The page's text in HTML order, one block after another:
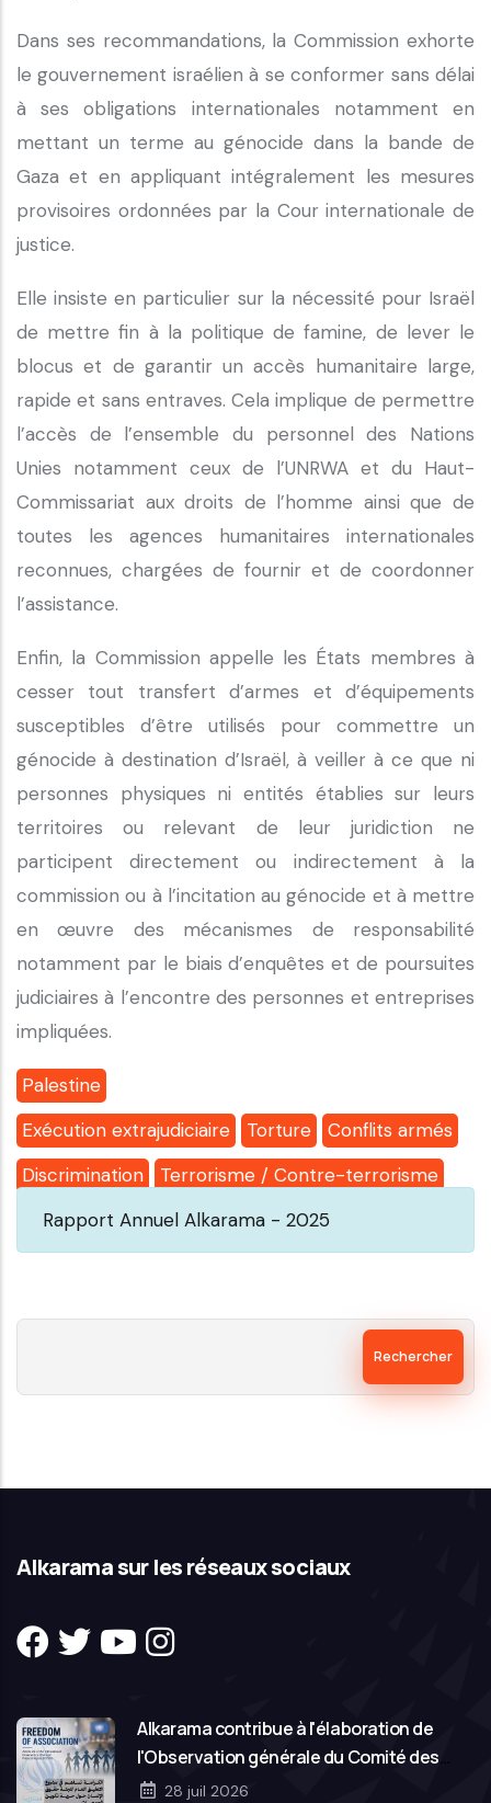
Dans ses recommandations, la Commission exhorte
le gouvernement israélien à se conformer sans délai
à ses obligations internationales notamment en
mettant un terme au génocide dans la bande de
Gaza et en appliquant intégralement les mesures
provisoires ordonnées par la Cour internationale de
justice.
Elle insiste en particulier sur la nécessité pour Israël
de mettre fin à la politique de famine, de lever le
blocus et de garantir un accès humanitaire large,
rapide et sans entraves. Cela implique de permettre
l’accès de l’ensemble du personnel des Nations
Unies notamment ceux de l’UNRWA et du Haut-
Commissariat aux droits de l’homme ainsi que de
toutes les agences humanitaires internationales
reconnues, chargées de fournir et de coordonner
l’assistance.
Enfin, la Commission appelle les États membres à
cesser tout transfert d’armes et d’équipements
susceptibles d’être utilisés pour commettre un
génocide à destination d’Israël, à veiller à ce que ni
personnes physiques ni entités établies sur leurs
territoires ou relevant de leur juridiction ne
participent directement ou indirectement à la
commission ou à l’incitation au génocide et à mettre
en œuvre des mécanismes de responsabilité
notamment par le biais d’enquêtes et de poursuites
judiciaires à l’encontre des personnes et entreprises
impliquées.
Palestine
Exécution extrajudiciaire
Torture
Conflits armés
Discrimination
Terrorisme / Contre-terrorisme
Rapport Annuel Alkarama - 2025
Alkarama sur les réseaux sociaux
Alkarama contribue à l'élaboration de
l'Observation générale du Comité des
droits de l'homme des Nations Unies sur la
28 juil 2026